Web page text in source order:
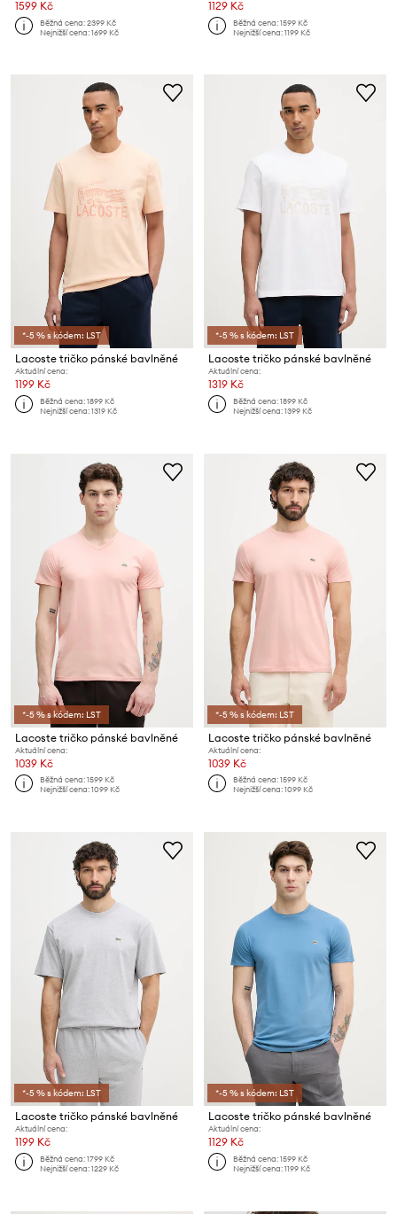
1599 Kč
Běžná cena:2399 Kč
Nejnižší cena:1699 Kč
1129 Kč
Běžná cena:1599 Kč
Nejnižší cena:1199 Kč
*-5 % s kódem: LST
Lacoste tričko pánské bavlněné
Aktuální cena:
1199 Kč
Běžná cena:1899 Kč
Nejnižší cena:1319 Kč
*-5 % s kódem: LST
Lacoste tričko pánské bavlněné
Aktuální cena:
1319 Kč
Běžná cena:1899 Kč
Nejnižší cena:1399 Kč
*-5 % s kódem: LST
Lacoste tričko pánské bavlněné
Aktuální cena:
1039 Kč
Běžná cena:1599 Kč
Nejnižší cena:1099 Kč
*-5 % s kódem: LST
Lacoste tričko pánské bavlněné
Aktuální cena:
1039 Kč
Běžná cena:1599 Kč
Nejnižší cena:1099 Kč
*-5 % s kódem: LST
Lacoste tričko pánské bavlněné
Aktuální cena:
1199 Kč
Běžná cena:1799 Kč
Nejnižší cena:1229 Kč
*-5 % s kódem: LST
Lacoste tričko pánské bavlněné
Aktuální cena:
1129 Kč
Běžná cena:1599 Kč
Nejnižší cena:1199 Kč